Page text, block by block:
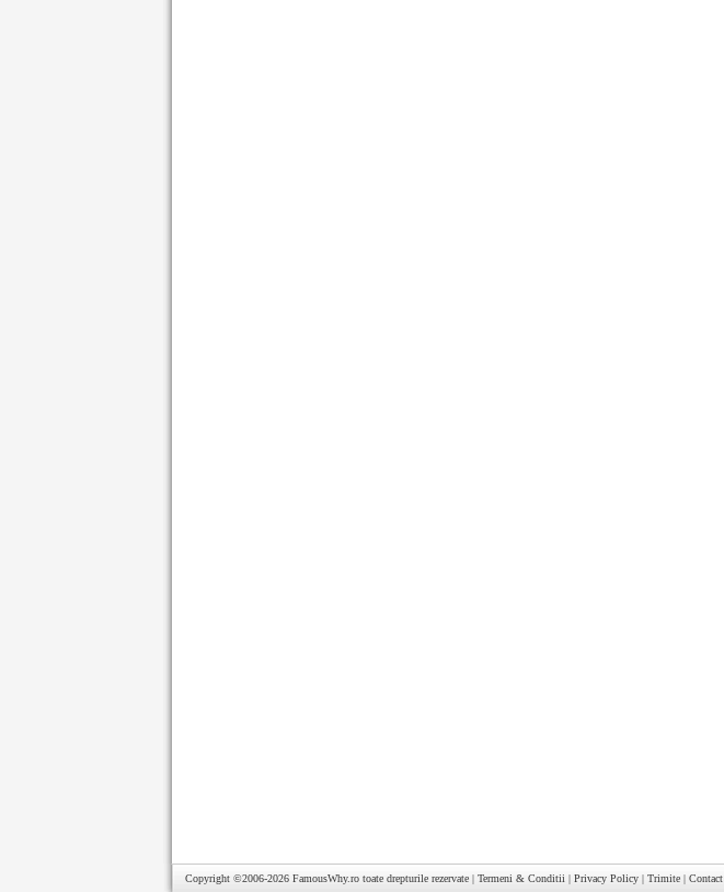
Copyright ©2006-2026 FamousWhy.ro toate drepturile rezervate | Termeni & Conditii | Privacy Policy | Trimite | Contact